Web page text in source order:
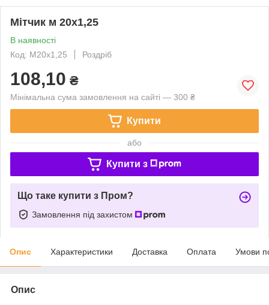
Мітчик м 20х1,25
В наявності
Код: М20х1,25
Роздріб
108,10 ₴
Мінімальна сума замовлення на сайті — 300 ₴
Купити
або
Купити з
Що таке купити з Пром?
Замовлення під захистом
Опис Характеристики Доставка Оплата Умови
Опис